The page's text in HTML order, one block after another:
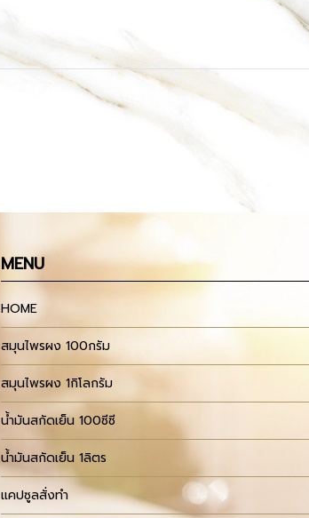
MENU
HOME
สมุนไพรผง 100กรัม
สมุนไพรผง 1กิโลกรัม
น้ำมันสกัดเย็น 100ซีซี
น้ำมันสกัดเย็น 1ลิตร
แคปซูลสั่งทำ